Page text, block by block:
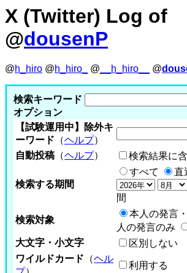
X (Twitter) Log of
@dousenP
@h_hiro @h_hiro_ @ __h_hiro__ @
検索キーワード
オプション
【試験運用中】除外キ
ーワード （ヘルプ）
自動投稿 （ヘルプ） 検索結果に
検索する期間
すべて
直
間
検索対象
本人の発言
人の発言のみ
大文字・小文字
区別しない
ワイルドカード （ヘル
利用する